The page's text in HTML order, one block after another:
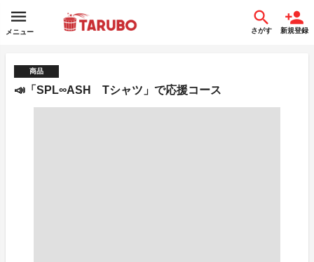
メニュー さがす 新規登録
商品
📣「SPL∞ASH Tシャツ」で応援コース